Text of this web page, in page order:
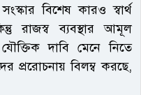
বিশেষ কারও স্বার্থ
রাজস্ব ব্যবস্থার আমূল
দাবি মেনে নিতে
প্ররোচনায় বিলম্ব করছে,